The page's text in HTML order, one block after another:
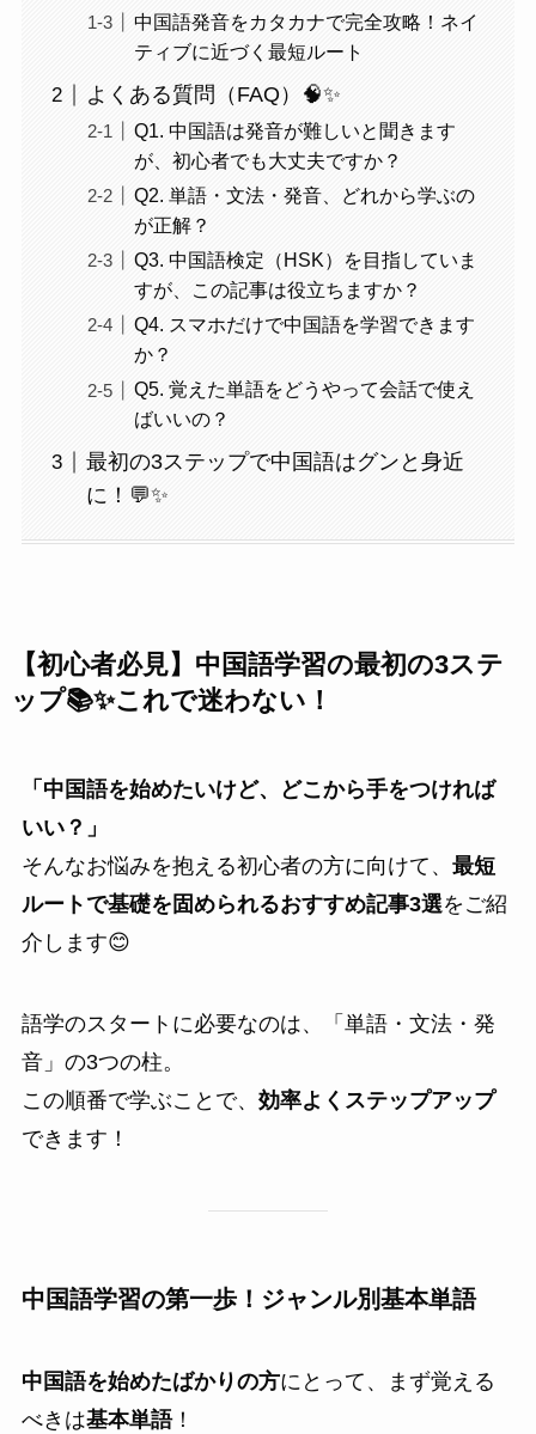
中国語発音をカタカナで完全攻略！ネイ
ティブに近づく最短ルート
よくある質問（FAQ）🧠✨
Q1. 中国語は発音が難しいと聞きます
が、初心者でも大丈夫ですか？
Q2. 単語・文法・発音、どれから学ぶの
が正解？
Q3. 中国語検定（HSK）を目指していま
すが、この記事は役立ちますか？
Q4. スマホだけで中国語を学習できます
か？
Q5. 覚えた単語をどうやって会話で使え
ばいいの？
最初の3ステップで中国語はグンと身近
に！💬✨
【初心者必見】中国語学習の最初の3ステ
ップ📚✨これで迷わない！
「中国語を始めたいけど、どこから手をつければ
いい？」
そんなお悩みを抱える初心者の方に向けて、 最短
ルートで基礎を固められるおすすめ記事3選をご紹
介します😊
語学のスタートに必要なのは、「単語・文法・発
音」の3つの柱。
この順番で学ぶことで、 効率よくステップアップ
できます！
中国語学習の第一歩！ジャンル別基本単語
中国語を始めたばかりの方にとって、まず覚える
べきは基本単語！